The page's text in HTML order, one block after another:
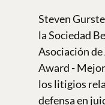
Steven
la Sociedad
Asociación
Award -
los litigios
defensa en